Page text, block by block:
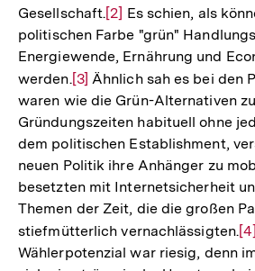
Gesellschaft.Zur
Auflösung
der
Fußnote
[2] Es schien, als
politischen Farbe "grün"
Energiewende, Ernährung und
werden.Zur
Auflösung
der
Fußnote
[3] Ähnlich sah es bei den
waren wie die Grün-Alternativen
Gründungszeiten habituell ohne
dem politischen Establishment,
neuen Politik ihre Anhänger zu
besetzten mit Internetsicherheit
Themen der Zeit, die die großen
stiefmütterlich vernachlässigten.[4]
Wählerpotenzial war riesig, denn